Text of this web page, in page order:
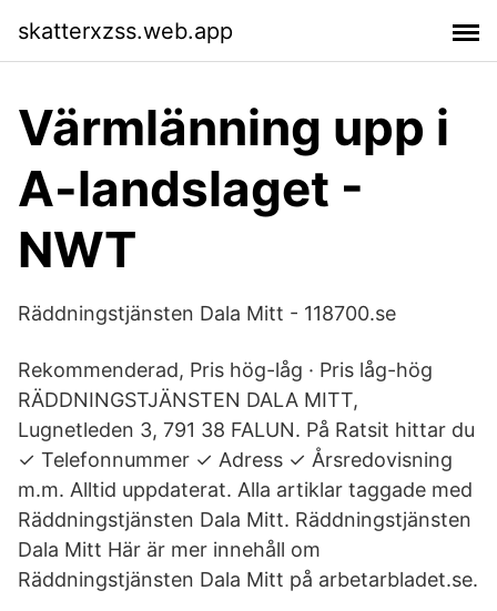
skatterxzss.web.app
Värmlänning upp i
A-landslaget -
NWT
Räddningstjänsten Dala Mitt - 118700.se
Rekommenderad, Pris hög-låg · Pris låg-hög
RÄDDNINGSTJÄNSTEN DALA MITT,
Lugnetleden 3, 791 38 FALUN. På Ratsit hittar du
✓ Telefonnummer ✓ Adress ✓ Årsredovisning
m.m. Alltid uppdaterat. Alla artiklar taggade med
Räddningstjänsten Dala Mitt. Räddningstjänsten
Dala Mitt Här är mer innehåll om
Räddningstjänsten Dala Mitt på arbetarbladet.se.